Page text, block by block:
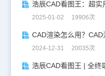
2025-01-02 19906次
CAD渲染怎么用？
2024-12-31 20035次
浩辰CAD看图王 | 全终